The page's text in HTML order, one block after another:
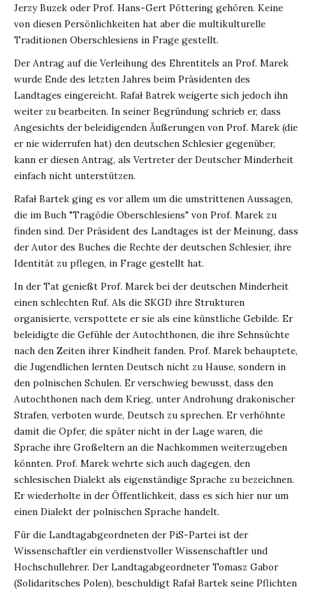
Jerzy Buzek oder Prof. Hans-Gert Pöttering gehören. Keine
von diesen Persönlichkeiten hat aber die multikulturelle
Traditionen Oberschlesiens in Frage gestellt.
Der Antrag auf die Verleihung des Ehrentitels an Prof. Marek
wurde Ende des letzten Jahres beim Präsidenten des
Landtages eingereicht. Rafał Batrek weigerte sich jedoch ihn
weiter zu bearbeiten. In seiner Begründung schrieb er, dass
Angesichts der beleidigenden Äußerungen von Prof. Marek (die
er nie widerrufen hat) den deutschen Schlesier gegenüber,
kann er diesen Antrag, als Vertreter der Deutscher Minderheit
einfach nicht unterstützen.
Rafał Bartek ging es vor allem um die umstrittenen Aussagen,
die im Buch "Tragödie Oberschlesiens" von Prof. Marek zu
finden sind. Der Präsident des Landtages ist der Meinung, dass
der Autor des Buches die Rechte der deutschen Schlesier, ihre
Identität zu pflegen, in Frage gestellt hat.
In der Tat genießt Prof. Marek bei der deutschen Minderheit
einen schlechten Ruf. Als die SKGD ihre Strukturen
organisierte, verspottete er sie als eine künstliche Gebilde. Er
beleidigte die Gefühle der Autochthonen, die ihre Sehnsüchte
nach den Zeiten ihrer Kindheit fanden. Prof. Marek behauptete,
die Jugendlichen lernten Deutsch nicht zu Hause, sondern in
den polnischen Schulen. Er verschwieg bewusst, dass den
Autochthonen nach dem Krieg, unter Androhung drakonischer
Strafen, verboten wurde, Deutsch zu sprechen. Er verhöhnte
damit die Opfer, die später nicht in der Lage waren, die
Sprache ihre Großeltern an die Nachkommen weiterzugeben
könnten. Prof. Marek wehrte sich auch dagegen, den
schlesischen Dialekt als eigenständige Sprache zu bezeichnen.
Er wiederholte in der Öffentlichkeit, dass es sich hier nur um
einen Dialekt der polnischen Sprache handelt.
Für die Landtagabgeordneten der PiS-Partei ist der
Wissenschaftler ein verdienstvoller Wissenschaftler und
Hochschullehrer. Der Landtagabgeordneter Tomasz Gabor
(Solidaritsches Polen), beschuldigt Rafał Bartek seine Pflichten